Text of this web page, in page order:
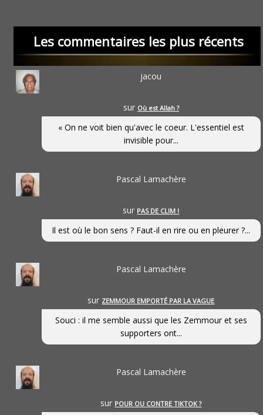
Les commentaires les plus récents
jacou
sur Où est Allah ?
« On ne voit bien qu'avec le coeur. L'essentiel est
invisible pour...
Pascal Lamachère
sur PAS DE CLIM !
Il est où le bon sens ? Faut-il en rire ou en pleurer ?...
Pascal Lamachère
sur ZEMMOUR EMPORTÉ PAR LA VAGUE
Souci : il me semble aussi que les Zemmour et ses
supporters ont...
Pascal Lamachère
sur POUR OU CONTRE TIKTOK ?